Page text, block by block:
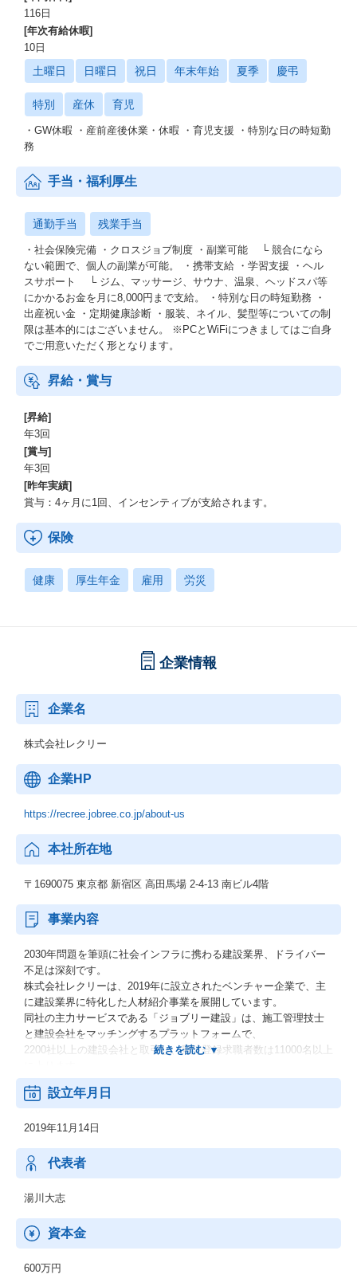
116日
[年次有給休暇]
10日
土曜日 日曜日 祝日 年末年始 夏季 慶弔
特別 産休 育児
・GW休暇 ・産前産後休業・休暇 ・育児支援 ・特別な日の時短勤
務
手当・福利厚生
通勤手当 残業手当
・社会保険完備 ・クロスジョブ制度 ・副業可能 └ 競合になら
ない範囲で、個人の副業が可能。 ・携帯支給 ・学習支援 ・ヘル
スサポート └ ジム、マッサージ、サウナ、温泉、ヘッドスパ等
にかかるお金を月に8,000円まで支給。 ・特別な日の時短勤務 ・
出産祝い金 ・定期健康診断 ・服装、ネイル、髪型等についての制
限は基本的にはございません。 ※PCとWiFiにつきましてはご自身
でご用意いただく形となります。
昇給・賞与
[昇給]
年3回
[賞与]
年3回
[昨年実績]
賞与：4ヶ月に1回、インセンティブが支給されます。
保険
健康 厚生年金 雇用 労災
企業情報
企業名
株式会社レクリー
企業HP
https://recree.jobree.co.jp/about-us
本社所在地
〒1690075 東京都 新宿区 高田馬場 2-4-13 南ビル4階
事業内容
2030年問題を筆頭に社会インフラに携わる建設業界、ドライバー
不足は深刻です。
株式会社レクリーは、2019年に設立されたベンチャー企業で、主
に建設業界に特化した人材紹介事業を展開しています。
同社の主力サービスである「ジョブリー建設」は、施工管理技士
と建設会社をマッチングするプラットフォームで、
2200社以上の建設会社と取引し、累計登録求職者数は11000名以上
【ジョブリー建設】
「求職者と企業双方の魅力を最大限伝え、建設業界をカッコよく
する」を使命に掲げています。
深刻な人材不足に直面している建設業界において、私たちは優れ
た人材と企業を結びつけることで、業界全体の活性化を目指しま
す。
【ジョブリードライバー】
ドライバーに特化した人材紹介サービスです。
境のご提供を企業様にはマッチする人材のご紹介を通じ、経営改
設立年月日
2019年11月14日
代表者
湯川大志
資本金
600万円